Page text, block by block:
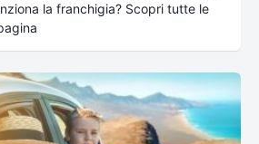
la franchigia? Scopri tutte le